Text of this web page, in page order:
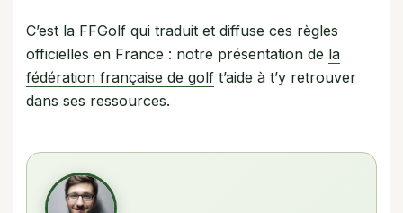
C’est la FFGolf qui traduit et diffuse ces règles
officielles en France : notre présentation de la
fédération française de golft’aide à t’y retrouver
dans ses ressources.